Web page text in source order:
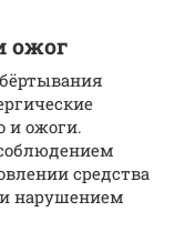
ожог
и ожоги.
средства
нарушением